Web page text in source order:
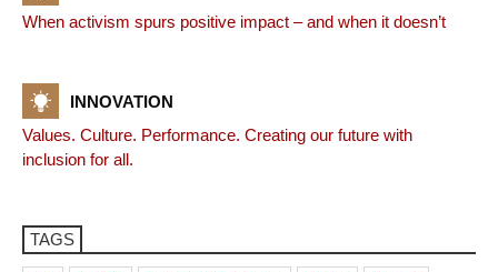
When activism spurs positive impact – and when it doesn’t
INNOVATION
Values. Culture. Performance. Creating our future with
inclusion for all.
TAGS